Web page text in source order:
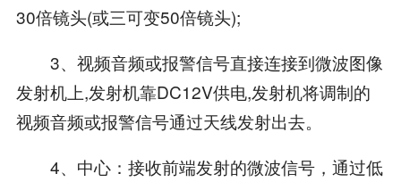
30倍镜头(或三可变50倍镜头);
3、视频音频或报警信号直接连接到微波图像
发射机上,发射机靠DC12V供电,发射机将调制的
视频音频或报警信号通过天线发射出去。
4、中心：接收前端发射的微波信号，通过低